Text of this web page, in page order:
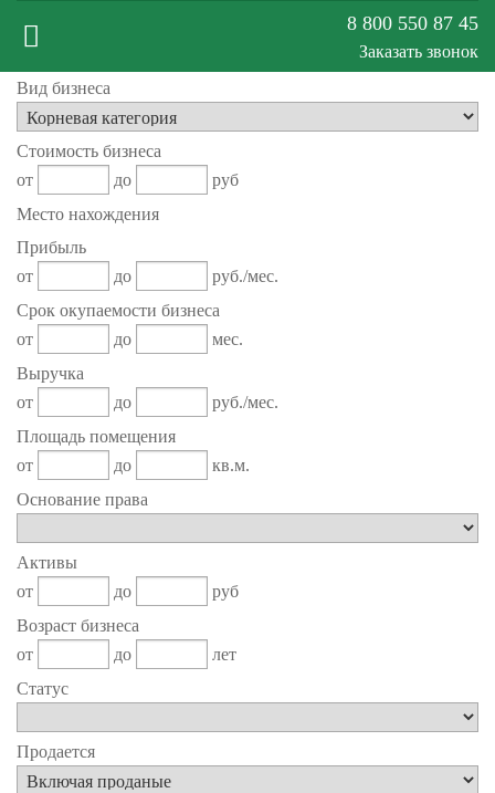
Меню
сайта
8 800 550 87 45
Заказать звонок
Вид бизнеса
Стоимость бизнеса
от
до
руб
Место нахождения
Прибыль
от
до
руб./мес.
Срок окупаемости бизнеса
от
до
мес.
Выручка
от
до
руб./мес.
Площадь помещения
от
до
кв.м.
Основание права
Активы
от
до
руб
Возраст бизнеса
от
до
лет
Статус
Продается